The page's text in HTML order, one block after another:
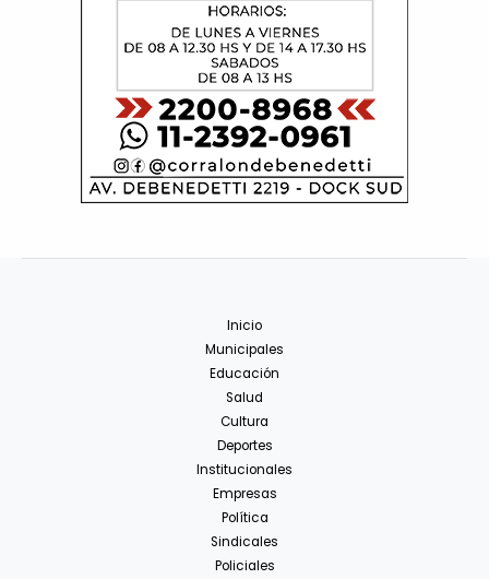
Inicio
Municipales
Educación
Salud
Cultura
Deportes
Institucionales
Empresas
Política
Sindicales
Policiales